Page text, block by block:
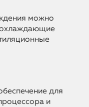
можно
охлаждающие
для
и